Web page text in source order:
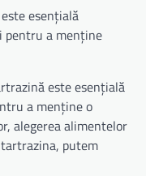
esențială
pentru a menține
este esențială
a menține o
alegerea alimentelor
putem